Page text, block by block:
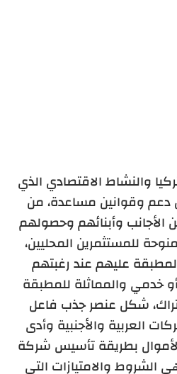
والنشاط الاقتصادي الذي
دعم وقوانين مساعدة، من
وأبنائهم وحصولهم
للمستثمرين المحليين،
عليهم عند رغبتهم
خدمي والمماثلة للمطبقة
شكل عنصر جذب فاعل
العربية والأجنبية وأدى
بطريقة تأسيس شركة
الشروط والامتيازات التي